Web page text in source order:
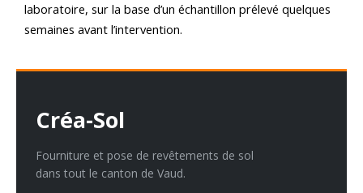
laboratoire, sur la base d’un échantillon prélevé quelques
semaines avant l’intervention.
Créa-Sol
Fourniture et pose de revêtements de sol
dans tout le canton de Vaud.